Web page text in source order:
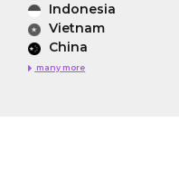
Indonesia
Vietnam
China
many more